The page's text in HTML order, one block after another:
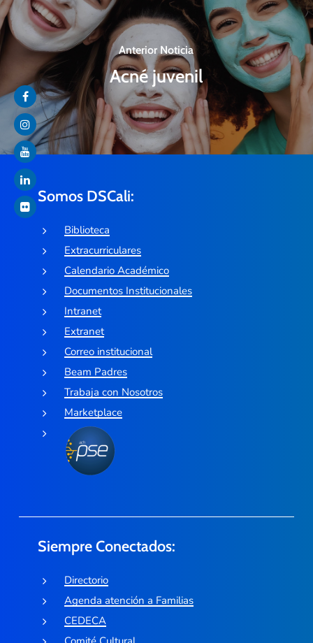
Anterior Noticia
Acné juvenil
Somos DSCali:
Biblioteca
Extracurriculares
Calendario Académico
Documentos Institucionales
Intranet
Extranet
Correo institucional
Beam Padres
Trabaja con Nosotros
Marketplace
Siempre Conectados:
Directorio
Agenda atención a Familias
CEDECA